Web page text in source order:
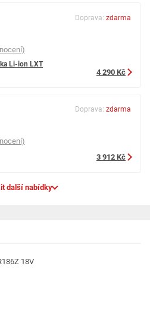
Li-ion LXT
Doprava: zdarma
4 290 Kč
Doprava: zdarma
3 912 Kč
další nabídky
18V